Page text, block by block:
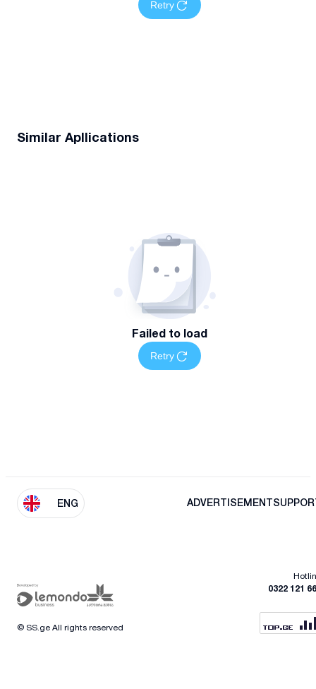
Retry
Similar Apllications
Failed to load
Retry
ENG ADVERTISEMENT
0322 121
© SS.ge All rights reserved